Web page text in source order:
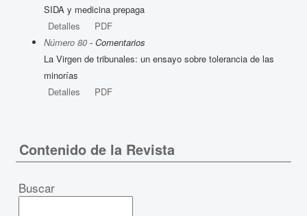
SIDA y medicina prepaga
Detalles
PDF
Número 80- Comentarios
La Virgen de tribunales: un ensayo sobre tolerancia de las
minorías
Detalles
PDF
Contenido de la Revista
Buscar